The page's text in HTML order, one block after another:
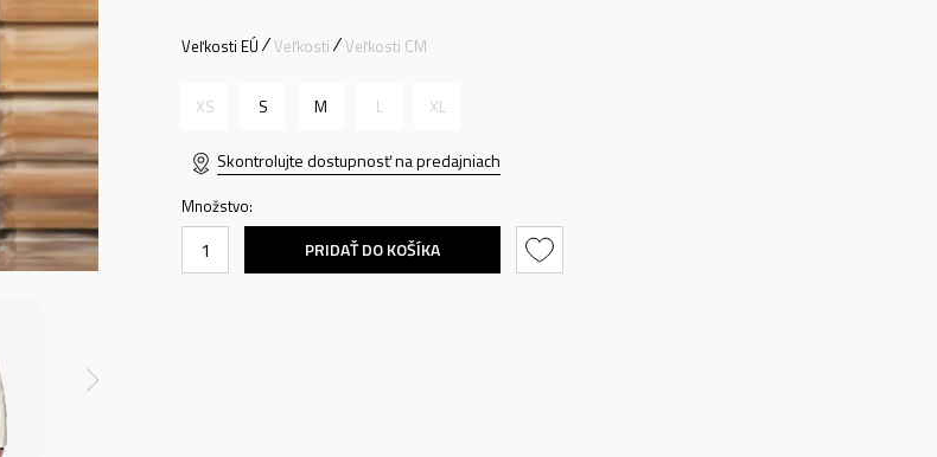
Veľkosti EÚ Veľkosti Veľkosti CM
XS S M L XL
Skontrolujte dostupnosť na predajniach
Množstvo:
PRIDAŤ DO KOŠÍKA